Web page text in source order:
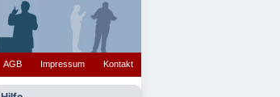
AGB Impressum Kontakt